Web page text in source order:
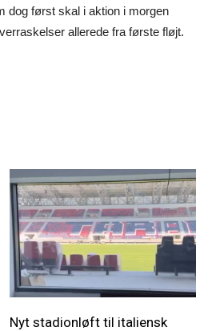
dog først skal i aktion i morgen
allerede fra første fløjt.
Nyt stadionløft til italiensk